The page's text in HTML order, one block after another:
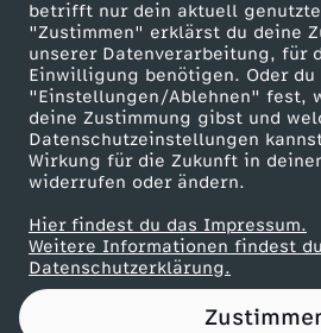
betrifft nur dein aktuell
"Zustimmen" erklärst du deine
unserer Datenverarbeitung, für
Einwilligung benötigen. Oder
"Einstellungen/Ablehnen" fest,
deine Zustimmung gibst und
Datenschutzeinstellungen
Wirkung für die Zukunft in
widerrufen oder ändern.
Hier findest du das Impressum.
Weitere Informationen findest
Datenschutzerklärung.
h
w
i
t
z
Werbefernsehen
Mainzelmännchen
Partner